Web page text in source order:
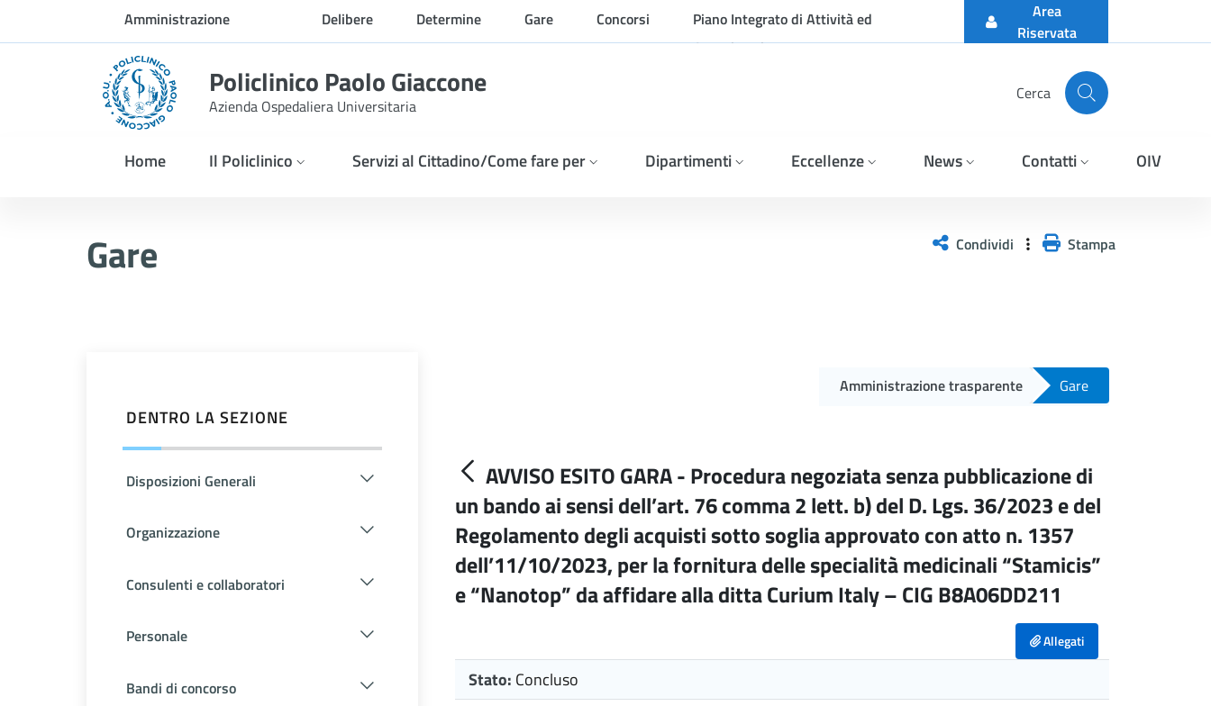
Skip to Main ContentAmministrazione
trasparente
Delibere Determine Gare Concorsi
Piano Integrato di Attività ed
Organizzazione
Area
Riservata
Policlinico Paolo Giaccone
Azienda Ospedaliera Universitaria
Cerca
Home Il Policlinico Servizi al Cittadino/Come fare per Dipartimenti Eccellenze News Contatti OIV
Gare Condividi Stampa
DENTRO LA SEZIONE
Disposizioni Generali
Organizzazione
Consulenti e collaboratori
Personale
Bandi di concorso
Amministrazione trasparente Gare
AVVISO ESITO GARA - Procedura negoziata senza pubblicazione di
un bando ai sensi dell’art. 76 comma 2 lett. b) del D. Lgs. 36/2023 e del
Regolamento degli acquisti sotto soglia approvato con atto n. 1357
dell’11/10/2023, per la fornitura delle specialità medicinali “Stamicis”
e “Nanotop” da affidare alla ditta Curium Italy – CIG B8A06DD211
Allegati
Stato: Concluso